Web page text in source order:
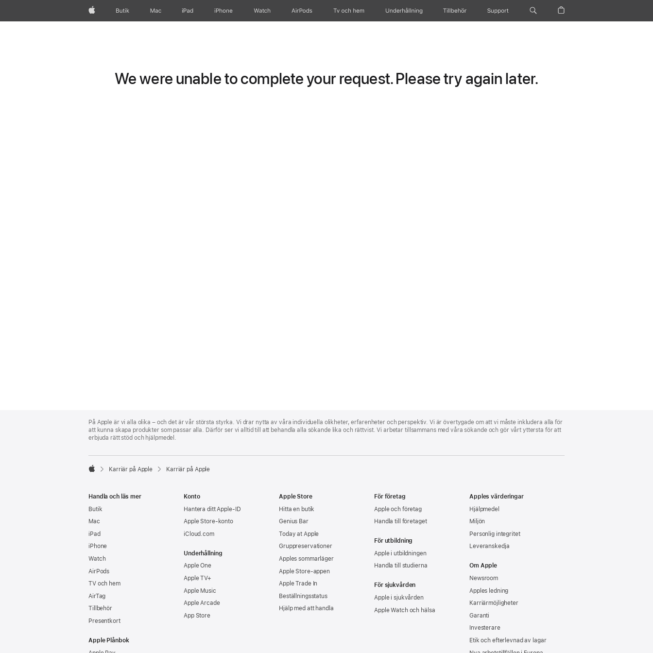
AppleButik Mac iPad iPhone Watch AirPods Tv och hem Underhållning Tillbehör Support
We were unable to complete your request. Please try again later.
Footer
På Apple är vi alla olika – och det är vår största styrka. Vi drar nytta av våra individuella olikheter, erfarenheter och perspektiv. Vi är övertygade om att vi måste inkludera alla för
att kunna skapa produkter som passar alla. Därför ser vi alltid till att behandla alla sökande lika och rättvist. Vi arbetar tillsammans med våra sökande och gör vårt yttersta för att
erbjuda rätt stöd och hjälpmedel.

Karriär på Apple Karriär på Apple
Handla och läs mer
Butik
Mac
iPad
iPhone
Watch
AirPods
TV och hem
AirTag
Tillbehör
Presentkort
Apple Plånbok
Konto
Hantera ditt Apple-ID
Apple Store-konto
iCloud.com
Underhållning
Apple One
Apple TV+
Apple Music
Apple Arcade
App Store
Apple Store
Hitta en butik
Genius Bar
Today at Apple
Gruppreservationer
Apples sommarläger
Apple Store-appen
Apple Trade In
Beställningsstatus
Hjälp med att handla
För företag
Apple och företag
Handla till företaget
För utbildning
Apple i utbildningen
Handla till studierna
För sjukvården
Apple i sjukvården
Apple Watch och hälsa
Apples värderingar
Hjälpmedel
Miljön
Personlig integritet
Leveranskedja
Om Apple
Newsroom
Apples ledning
Karriärmöjligheter
Garanti
Investerare
Etik och efterlevnad av lagar